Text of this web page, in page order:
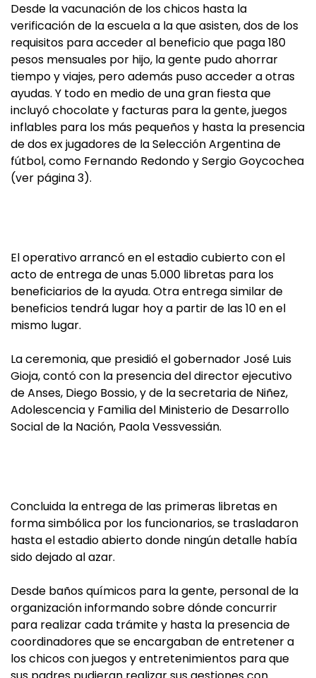
Desde la vacunación de los chicos hasta la
verificación de la escuela a la que asisten, dos de los
requisitos para acceder al beneficio que paga 180
pesos mensuales por hijo, la gente pudo ahorrar
tiempo y viajes, pero además puso acceder a otras
ayudas. Y todo en medio de una gran fiesta que
incluyó chocolate y facturas para la gente, juegos
inflables para los más pequeños y hasta la presencia
de dos ex jugadores de la Selección Argentina de
fútbol, como Fernando Redondo y Sergio Goycochea
(ver página 3).
El operativo arrancó en el estadio cubierto con el
acto de entrega de unas 5.000 libretas para los
beneficiarios de la ayuda. Otra entrega similar de
beneficios tendrá lugar hoy a partir de las 10 en el
mismo lugar.
La ceremonia, que presidió el gobernador José Luis
Gioja, contó con la presencia del director ejecutivo
de Anses, Diego Bossio, y de la secretaria de Niñez,
Adolescencia y Familia del Ministerio de Desarrollo
Social de la Nación, Paola Vessvessián.
Concluida la entrega de las primeras libretas en
forma simbólica por los funcionarios, se trasladaron
hasta el estadio abierto donde ningún detalle había
sido dejado al azar.
Desde baños químicos para la gente, personal de la
organización informando sobre dónde concurrir
para realizar cada trámite y hasta la presencia de
coordinadores que se encargaban de entretener a
los chicos con juegos y entretenimientos para que